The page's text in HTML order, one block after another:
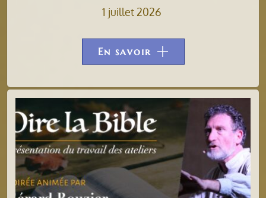
1 juillet 2026
En savoir